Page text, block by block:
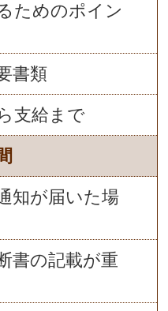
ためのポイン
書類
支給まで
知が届いた場
書の記載が重